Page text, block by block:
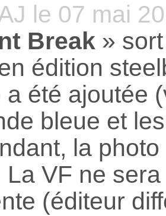
le 07 mai
Break »
édition
a été ajoutée
bleue et
la
La VF ne
(éditeur